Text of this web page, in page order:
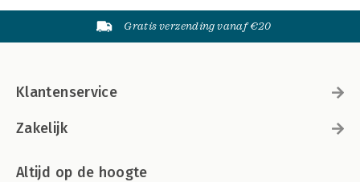
Gratis verzending vanaf €20
Klantenservice
Zakelijk
Altijd op de hoogte